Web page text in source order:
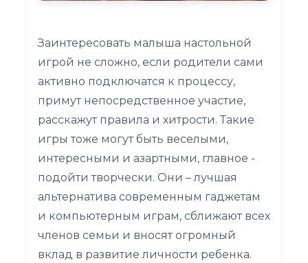
Заинтересовать малыша настольной
игрой не сложно, если родители сами
активно подключатся к процессу,
примут непосредственное участие,
расскажут правила и хитрости. Такие
игры тоже могут быть веселыми,
интересными и азартными, главное -
подойти творчески. Они – лучшая
альтернатива современным гаджетам
и компьютерным играм, сближают всех
членов семьи и вносят огромный
вклад в развитие личности ребенка.